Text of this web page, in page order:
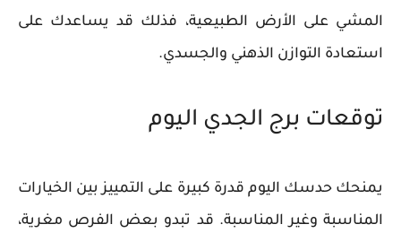
المشي على الأرض الطبيعية، فذلك قد يساعدك على
استعادة التوازن الذهني والجسدي.
توقعات برج الجدي اليوم
يمنحك حدسك اليوم قدرة كبيرة على التمييز بين الخيارات
المناسبة وغير المناسبة. قد تبدو بعض الفرص مغرية،